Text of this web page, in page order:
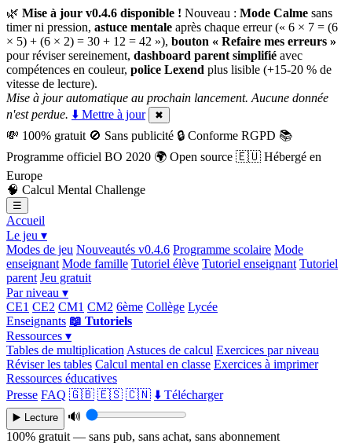
🌿 Mise à jour v0.4.6 disponible ! Nouveau : Mode Calme sans
timer ni pression, astuce mentale après chaque erreur (« 6 × 7 = (6
× 5) + (6 × 2) = 30 + 12 = 42 »), bouton « Refaire mes erreurs »
pour réviser sereinement, dashboard parent simplifié avec
compétences en couleur, police Lexend plus lisible (+15-20 % de
vitesse de lecture).
Mise à jour automatique au prochain lancement. Aucune donnée
n'est perdue. ⬇️ Mettre à jour ✖
💸 100% gratuit 🚫 Sans publicité 🔒 Conforme RGPD 📚
Programme officiel BO 2020 🌍 Open source 🇪🇺 Hébergé en
Europe
🧠 Calcul Mental Challenge
☰
Accueil
Le jeu ▾
Modes de jeu Nouveautés v0.4.6 Programme scolaire Mode
enseignant Mode famille Tutoriel élève Tutoriel enseignant Tutoriel
parent Jeu gratuit
Par niveau ▾
CE1 CE2 CM1 CM2 6ème Collège Lycée
Enseignants 📖 Tutoriels
Ressources ▾
Tables de multiplication Astuces de calcul Exercices par niveau
Réviser les tables Calcul mental en classe Exercices à imprimer
Ressources éducatives
Presse FAQ 🇬🇧 🇪🇸 🇨🇳 ⬇️ Télécharger
▶️ Lecture
🔊
100% gratuit — sans pub, sans achat, sans abonnement